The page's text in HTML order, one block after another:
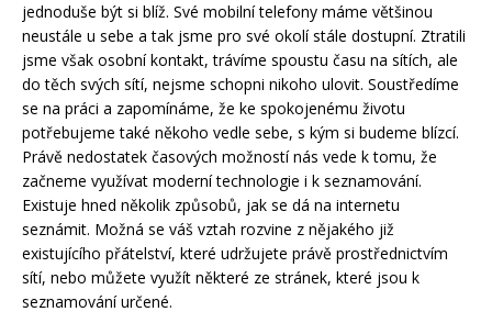
jednoduše být si blíž. Své mobilní telefony máme většinou
neustále u sebe a tak jsme pro své okolí stále dostupní. Ztratili
jsme však osobní kontakt, trávíme spoustu času na sítích, ale
do těch svých sítí, nejsme schopni nikoho ulovit. Soustředíme
se na práci a zapomínáme, že ke spokojenému životu
potřebujeme také někoho vedle sebe, s kým si budeme blízcí.
Právě nedostatek časových možností nás vede k tomu, že
začneme využívat moderní technologie i k seznamování.
Existuje hned několik způsobů, jak se dá na internetu
seznámit. Možná se váš vztah rozvine z nějakého již
existujícího přátelství, které udržujete právě prostřednictvím
sítí, nebo můžete využít některé ze stránek, které jsou k
seznamování určené.